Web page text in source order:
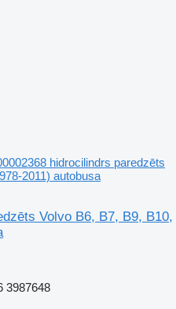
hidrocilindrs paredzēts
2011) autobusa
Volvo B6, B7, B9, B10,
3987648